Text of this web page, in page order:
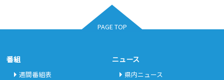
PAGE TOP
番組
週間番組表
ニュース
県内ニュース